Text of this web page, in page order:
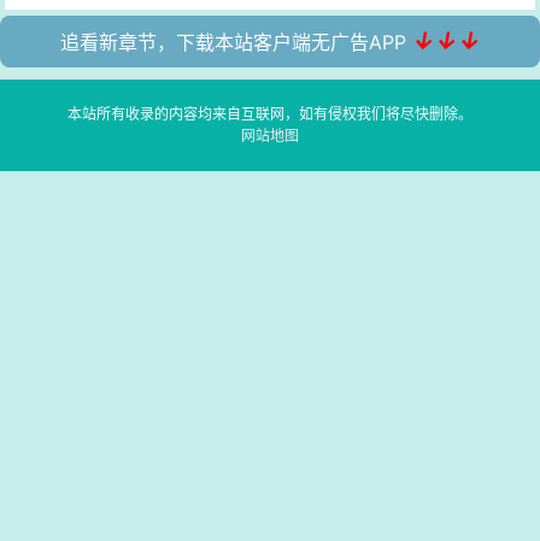
追看新章节，下载本站客户端无广告APP ↓↓↓
本站所有收录的内容均来自互联网，如有侵权我们将尽快删除。
网站地图